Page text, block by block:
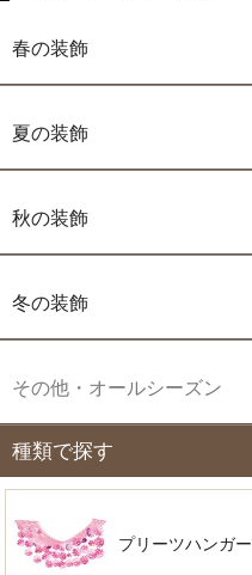
春の装飾
夏の装飾
秋の装飾
冬の装飾
その他・オールシーズン
種類で探す
プリーツハンガー